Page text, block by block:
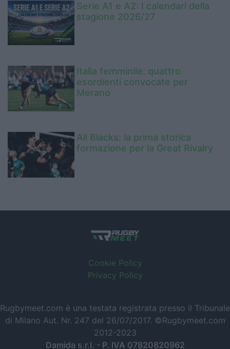
Serie A1 e A2: I calendari della
stagione 2026/27
Italia femminile: quattro
esordienti convocate per
Merano
All Blacks: la prima storica
formazione per la Great Rivalry
Cookie Policy
Privacy Policy
Rugbymeet.com è una testata registrata presso il Tribunale
di Milano Aut. Nr. 247 del 26/07/2017. ©Rugbymeet.com
2012-2023
Damida s.r.l. - P. IVA 07820820962